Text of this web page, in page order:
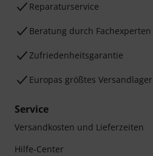
Reparaturservice
Beratung durch Fachexperten
Zufriedenheitsgarantie
Europas größtes Versandlager
Service
Versandkosten und Lieferzeiten
Hilfe-Center